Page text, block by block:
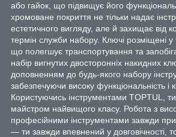
або гайок, що підвищує його
хромоване покриття не тільки надає
естетичного вигляду, але й захищає від
термін служби набору. Ключі розміщені у
що полегшує транспортування та
набір вигнутих двосторонніх накидних
доповненням до будь-якого набору
забезпечуючи високу функціональність і
Користуючись інструментами TOPTUL,
майстром найвищого класу. Робота з
професійними інструментами завжди
— ти завжди впевнений у довговічності,